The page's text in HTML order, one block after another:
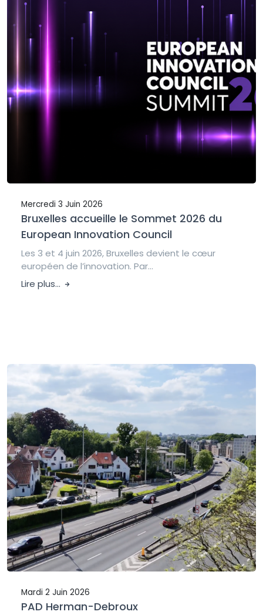
Mercredi 3 Juin 2026
Bruxelles accueille le Sommet 2026 du
European Innovation Council
Les 3 et 4 juin 2026, Bruxelles devient le cœur
européen de l’innovation. Par...
Lire plus...
Mardi 2 Juin 2026
PAD Herman-Debroux